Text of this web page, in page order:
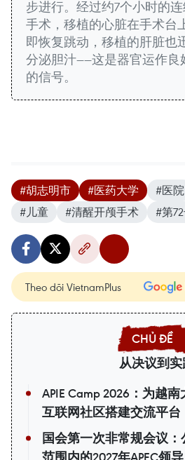
步进行。经过约7个小时的
手术，移植的心脏在手术台
即恢复跳动，移植的肝脏也
分泌胆汁——这是器官运作良
的信号。
#胡志明市 #医药大学 #医院
#儿童
#清醒开颅手术 #第
Theo dõi VietnamPlus
从决议到实
APIE Camp 2026：为越
互联网社区搭建交流平台
国会第一次非常规会议